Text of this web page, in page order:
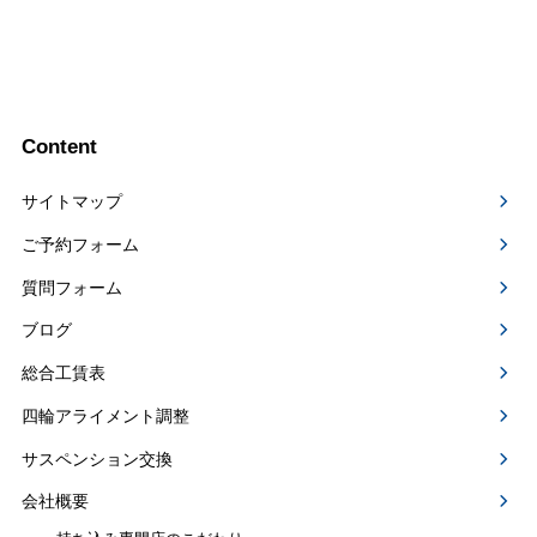
Content
サイトマップ
ご予約フォーム
質問フォーム
ブログ
総合工賃表
四輪アライメント調整
サスペンション交換
会社概要